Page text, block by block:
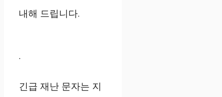
내해 드립니다.
.
긴급 재난 문자는 지